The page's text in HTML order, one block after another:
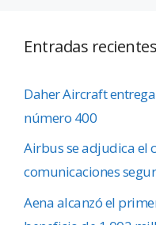
Entradas recientes
Daher Aircraft
número 400
Airbus se adjudica el
comunicaciones
Aena alcanzó el